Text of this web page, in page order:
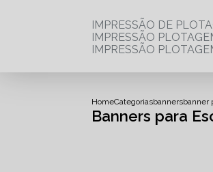
IMPRESSÃO DE
IMPRESSÃO
IMPRESSÃO
HomeCategoriasbannersbanner
Banners para